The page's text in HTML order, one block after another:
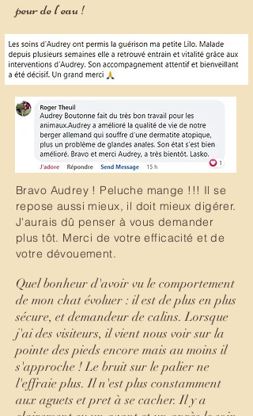
peur de l'eau !
Bravo Audrey ! Peluche mange !!! Il se
repose aussi mieux, il doit mieux digérer.
J'aurais dû penser à vous demander
plus tôt. Merci de votre efficacité et de
votre dévouement.
Quel bonheur d'avoir vu le comportement
de mon chat évoluer : il est de plus en plus
sécure, et demandeur de calins. Lorsque
j'ai des visiteurs, il vient nous voir sur la
pointe des pieds encore mais au moins il
s'approche ! Le bruit sur le palier ne
l'effraie plus. Il n'est plus constamment
aux aguets et pret à se cacher. Il y a